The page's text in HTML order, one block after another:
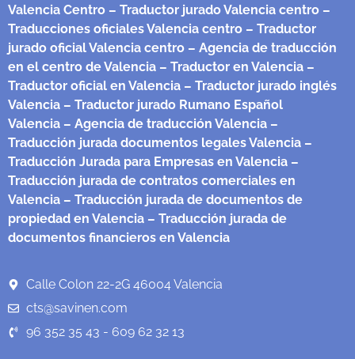
Valencia Centro – Traductor jurado Valencia centro –
Traducciones oficiales Valencia centro – Traductor
jurado oficial Valencia centro – Agencia de traducción
en el centro de Valencia – Traductor en Valencia –
Traductor oficial en Valencia – Traductor jurado inglés
Valencia – Traductor jurado Rumano Español
Valencia – Agencia de traducción Valencia –
Traducción jurada documentos legales Valencia –
Traducción Jurada para Empresas en Valencia –
Traducción jurada de contratos comerciales en
Valencia – Traducción jurada de documentos de
propiedad en Valencia – Traducción jurada de
documentos financieros en Valencia
Calle Colon 22-2G 46004 Valencia
cts@savinen.com
96 352 35 43 - 609 62 32 13